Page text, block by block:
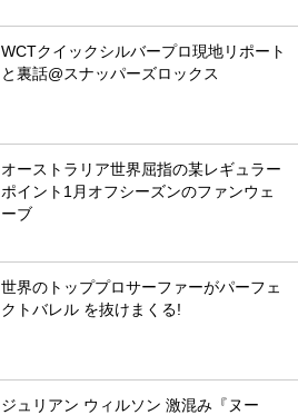
WCTクイックシルバープロ現地リポート
と裏話@スナッパーズロックス
オーストラリア世界屈指の某レギュラー
ポイント1月オフシーズンのファンウェ
ーブ
世界のトッププロサーファーがパーフェ
クトバレル を抜けまくる!
ジュリアン ウィルソン 激混み『ヌー